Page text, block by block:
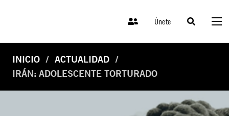
Únete
INICIO
ACTUALIDAD
IRÁN: ADOLESCENTE TORTURADO